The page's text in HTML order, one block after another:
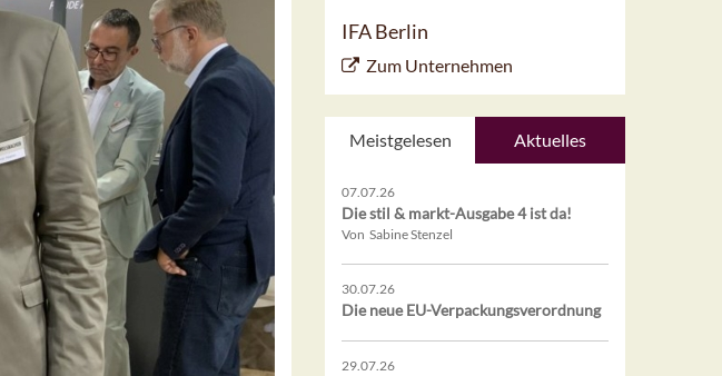
IFA Berlin
Zum Unternehmen
Meistgelesen Aktuelles
07.07.26
Die stil & markt-Ausgabe 4 ist da!
Von Sabine Stenzel
30.07.26
Die neue EU-Verpackungsverordnung
29.07.26